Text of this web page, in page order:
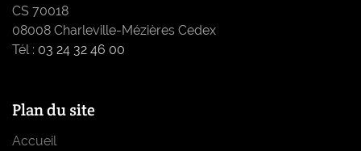
CS 70018
08008 Charleville-Mézières Cedex
Tél : 03 24 32 46 00
Plan du site
Accueil